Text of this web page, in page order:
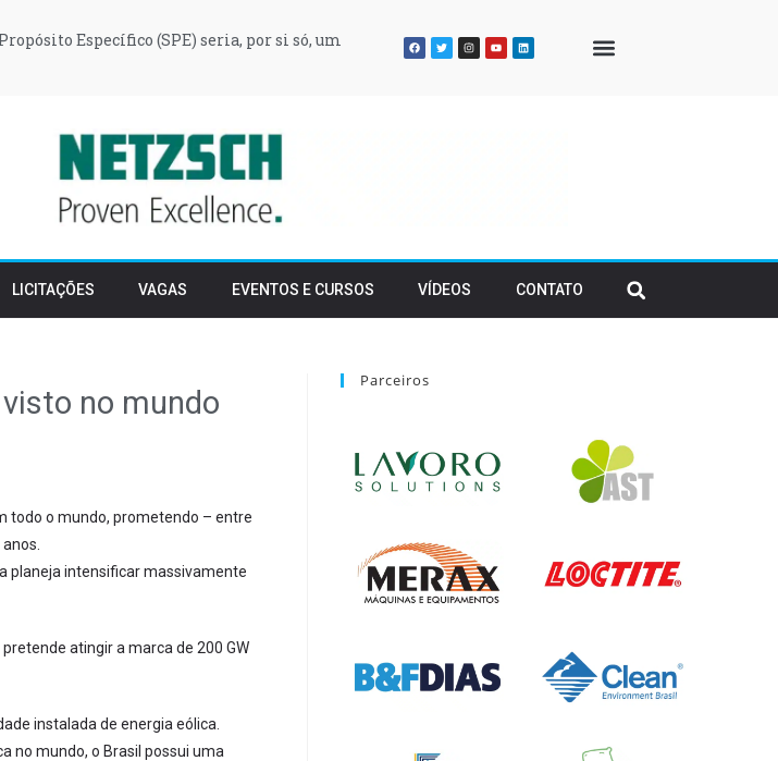
Específico (SPE) seria, por si só, um
LICITAÇÕES VAGAS EVENTOS E CURSOS VÍDEOS CONTATO
no mundo
todo o mundo, prometendo – entre
planeja intensificar massivamente
atingir a marca de 200 GW
instalada de energia eólica.
no mundo, o Brasil possui uma
Parceiros